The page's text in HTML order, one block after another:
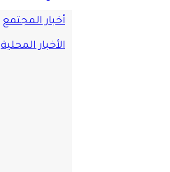
أخبار المجتمع
الأخبار المحلية